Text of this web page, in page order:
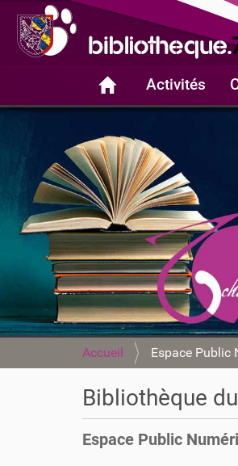
Activités
V
o
u
s
ê
Accueil Espace Public
Bibliothèque
Espace Public